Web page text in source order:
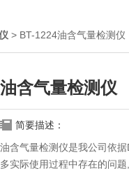
> BT-1224油含气量检测仪
油含气量检测仪
简要描述：
油含气量检测仪是我公司依
多实际使用过程中存在的问